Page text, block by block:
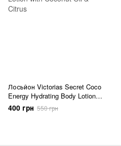
Лосьйон Victorias Secret Coco
Energy Hydrating Body Lotion
with Coconut Oil & Citrus
400 грн 550 грн